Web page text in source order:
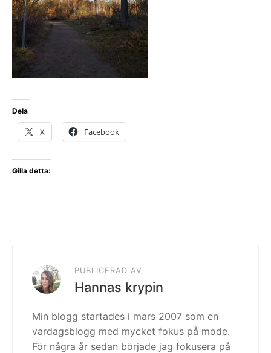
Dela
X Facebook
Gilla detta:
PUBLICERAD AV
Hannas krypin
Min blogg startades i mars 2007 som en
vardagsblogg med mycket fokus på mode.
För några år sedan började jag fokusera på